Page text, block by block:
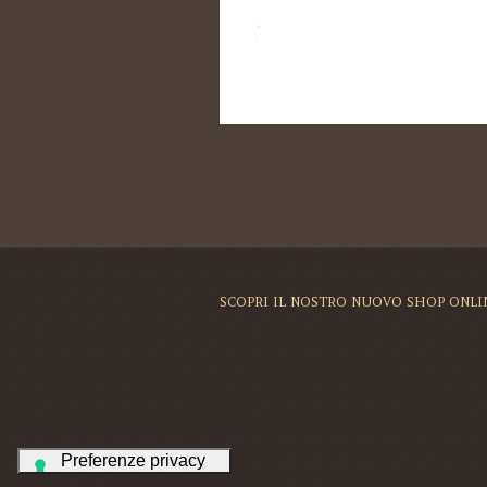
SCOPRI IL NOSTRO NUOVO SHOP